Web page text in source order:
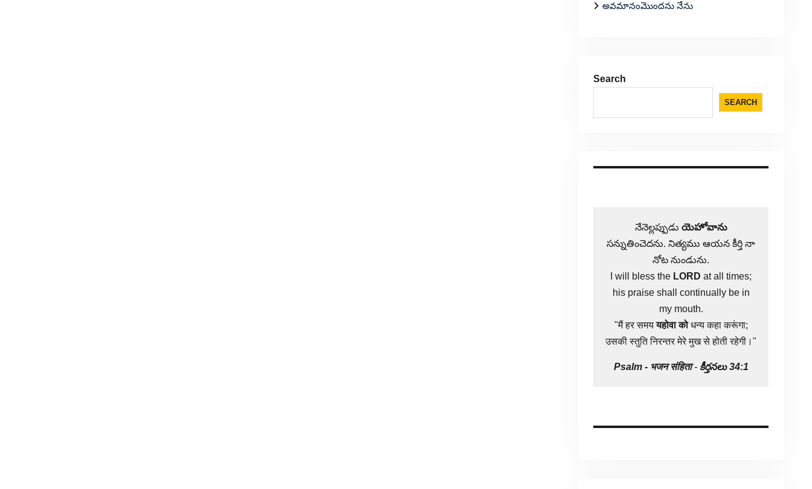
అవమానంమొందను నేను
Search
SEARCH
నేనెల్లప్పుడు యెహోవాను
సన్నుతించెదను. నిత్యము ఆయన కీర్తి నా
నోట నుండును.
I will bless the LORD at all times;
his praise shall continually be in
my mouth.
"मैं हर समययहोवा कोधन्य कहा करूंगा;
उसकी स्तुति निरन्तर मेरे मुख से होती रहेगी।"
Psalm - भजन संहिता- కీర్తనలు 34:1